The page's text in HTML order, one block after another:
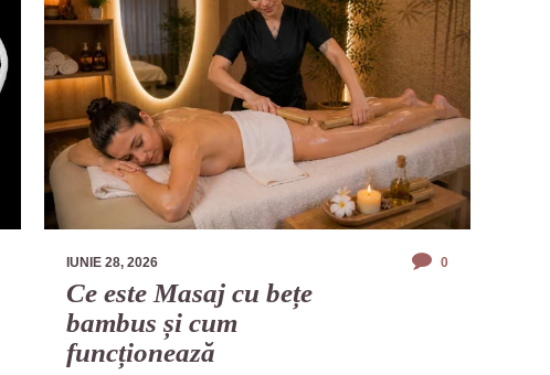
IUNIE 28, 2026 0
Ce este Masaj cu bețe
bambus și cum
funcționează